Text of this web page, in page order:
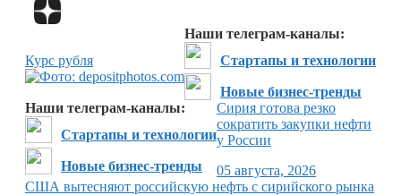
Наши телеграм-каналы:
Стартапы и технологии
Новые бизнес-тренды
Наши телеграм-каналы:
Стартапы и технологии
Новые бизнес-тренды
Курс рубля
Сирия готова резко
сократить закупки нефти
у России
05 августа, 2026
США вытесняют российскую нефть с сирийского рынка